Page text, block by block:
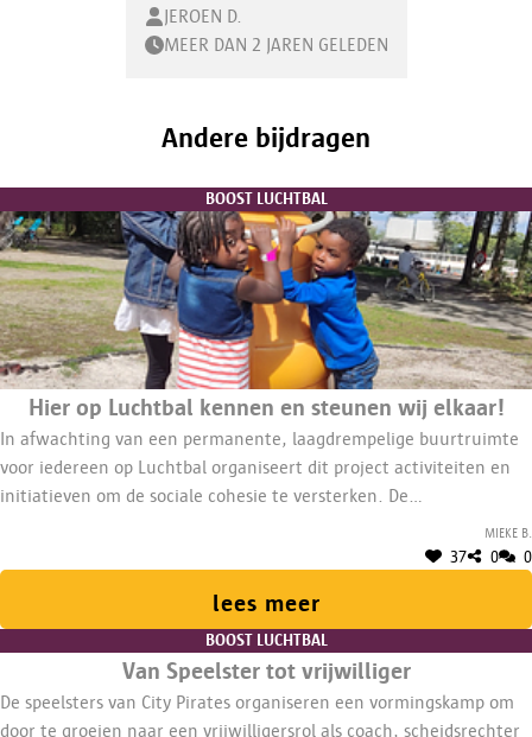
JEROEN D.
MEER DAN 2 JAREN GELEDEN
Andere bijdragen
BOOST LUCHTBAL
Hier op Luchtbal kennen en steunen wij elkaar!
In afwachting van een permanente, laagdrempelige buurtruimte
voor iedereen op Luchtbal organiseert dit project activiteiten en
initiatieven om de sociale cohesie te versterken. De
Mieke B.
37 0 0
lees meer
BOOST LUCHTBAL
Van Speelster tot vrijwilliger
De speelsters van City Pirates organiseren een vormingskamp om
door te groeien naar een vrijwilligersrol als coach, scheidsrechter